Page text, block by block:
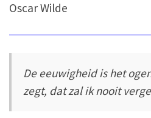
Oscar Wilde
De eeuwigheid is het
zegt, dat zal ik nooit